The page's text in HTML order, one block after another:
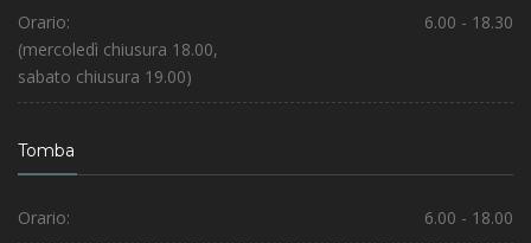
Orario:
6.00 - 18.30
(mercoledì chiusura 18.00,
sabato chiusura 19.00)
Tomba
Orario: 6.00 - 18.00